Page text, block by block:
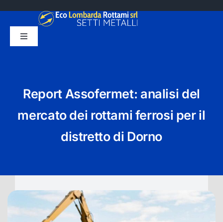
contenuto
Toggle
SMALTIMENTO
SERVIZI
Report Assofermet: analisi del
mercato dei rottami ferrosi per il
distretto di Dorno